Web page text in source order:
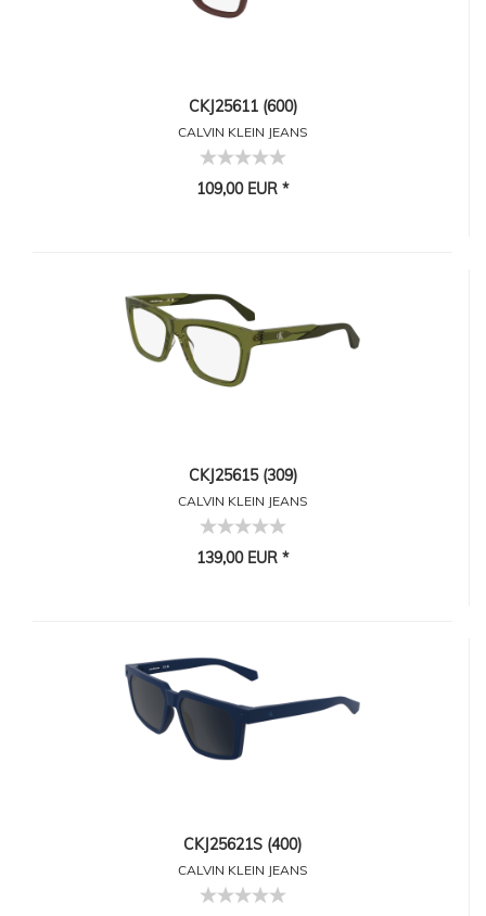
CKJ25611 (600)
CALVIN KLEIN JEANS
109,00 EUR *
CKJ25615 (309)
CALVIN KLEIN JEANS
139,00 EUR *
CKJ25621S (400)
CALVIN KLEIN JEANS